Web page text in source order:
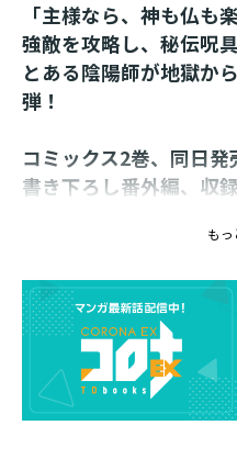
「主様なら、神も仏も
強敵を攻略し、秘伝呪
とある陰陽師が地獄か
弾！
コミックス2巻、同日発
書き下ろし番外編、収録
書き下ろし番外編「宇
【あらすじ】
富士御殿場での激闘から数
やむなく撤退を強いられ
た。
そこで要請されたのは――秘
もっ